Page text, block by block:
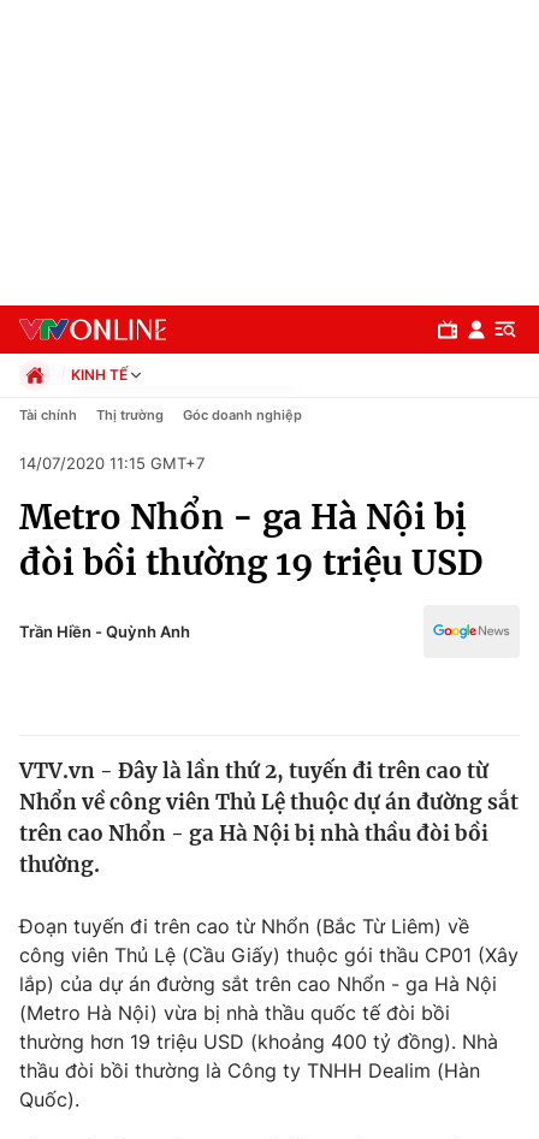
Chuyên mục
Chính trị
Thế giới
Tin tức
Thế giới đó đây
Câu chuyện quốc tế
Tài chính
Thị trường
Góc doanh nghiệp
Dữ liệu và đời sống
Truyền hình
Phim VTV
Giải trí
KINH TẾ
Chính trị
Pháp luật
Kinh tế
Thể thao
Truyền hình
Y tế
Tài chính Thị trường Góc doanh nghiệp
14/07/2020 11:15 GMT+7
Metro Nhổn - ga Hà Nội bị
đòi bồi thường 19 triệu USD
Trần Hiền - Quỳnh Anh
VTV.vn - Đây là lần thứ 2, tuyến đi trên cao từ
Nhổn về công viên Thủ Lệ thuộc dự án đường sắt
trên cao Nhổn - ga Hà Nội bị nhà thầu đòi bồi
thường.
Đoạn tuyến đi trên cao từ Nhổn (Bắc Từ Liêm) về
công viên Thủ Lệ (Cầu Giấy) thuộc gói thầu CP01 (Xây
lắp) của dự án đường sắt trên cao Nhổn - ga Hà Nội
(Metro Hà Nội) vừa bị nhà thầu quốc tế đòi bồi
thường hơn 19 triệu USD (khoảng 400 tỷ đồng). Nhà
thầu đòi bồi thường là Công ty TNHH Dealim (Hàn
Quốc).